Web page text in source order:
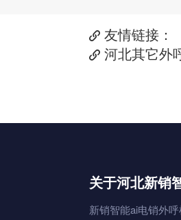
 友情链接：
 河北其它外
关于河北新销
新销智能ai电销外